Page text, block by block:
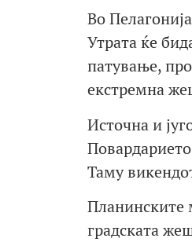
Во
Утрата ќе
патување,
екстремна
Источна и
Таму
Планинските
градската